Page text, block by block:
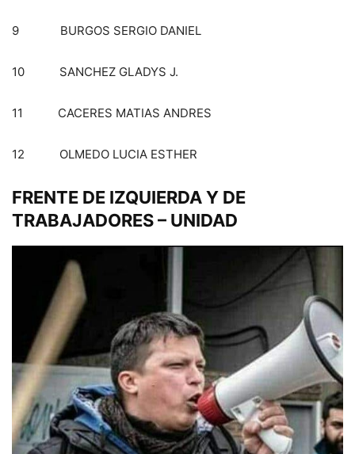
9 BURGOS SERGIO DANIEL
10 SANCHEZ GLADYS J.
11 CACERES MATIAS ANDRES
12 OLMEDO LUCIA ESTHER
FRENTE DE IZQUIERDA Y DE
TRABAJADORES – UNIDAD